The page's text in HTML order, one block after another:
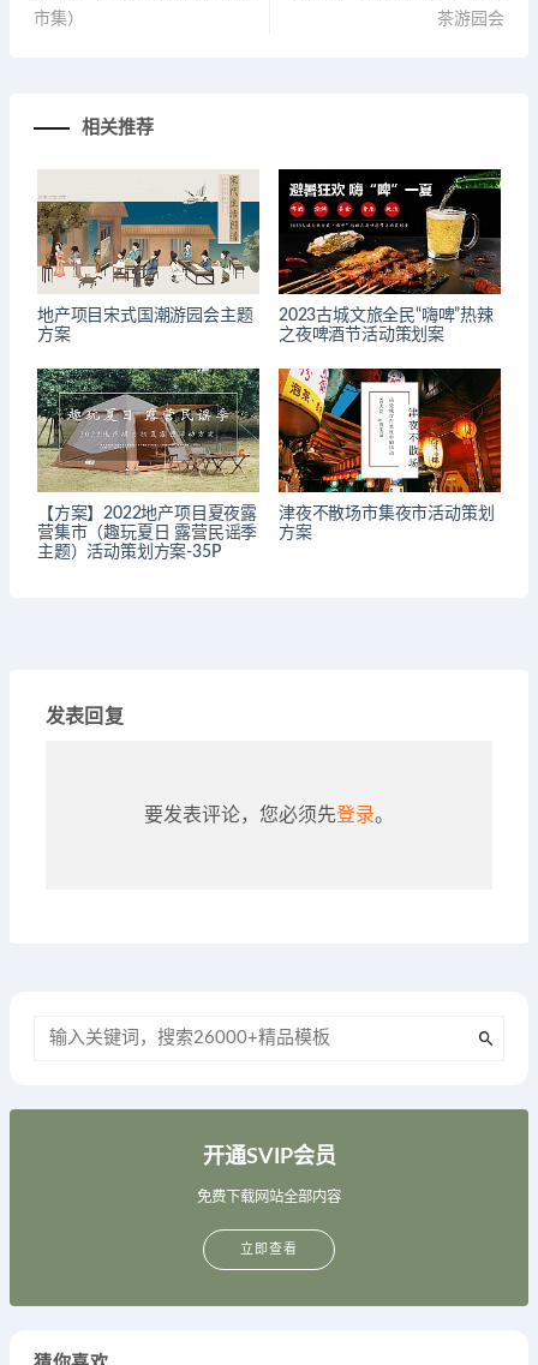
市集）
茶游园会
相关推荐
地产项目宋式国潮游园会主题
方案
2023古城文旅全民“嗨啤”热辣
之夜啤酒节活动策划案
【方案】2022地产项目夏夜露
营集市（趣玩夏日 露营民谣季
主题）活动策划方案-35P
津夜不散场市集夜市活动策划
方案
发表回复
要发表评论，您必须先登录。
开通SVIP会员
免费下载网站全部内容
立即查看